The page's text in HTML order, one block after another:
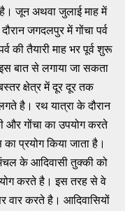
जून अथवा जुलाई माह में
जगदलपुर में गोंचा पर्व
की तैयारी माह भर पूर्व शुरू
बात से लगाया जा सकता
क्षेत्र में दूर दूर तक
है। रथ यात्रा के दौरान
और गोंचा का उपयोग करते
प्रयोग किया जाता है।
के आदिवासी तुक्की को
करते है। इस तरह से वे
करते है। आदिवासियों